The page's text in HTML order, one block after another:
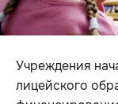
Учреждения
лицейского